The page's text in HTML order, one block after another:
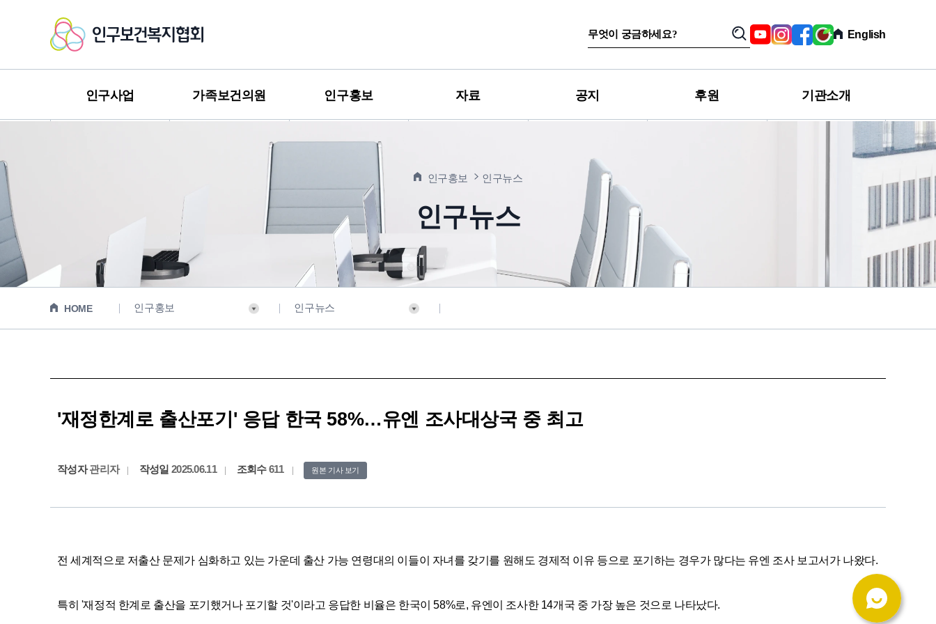
인
구
검
색
어
검
SNS,
관
YoutubeInstagramFacebook
육
아
구
페
English
인구사업 가족보건의원 인구홍보 자료 공지 후원 기관소개
인구홍보 인구뉴스
인구뉴스
HOME 인구홍보 인구뉴스
'재정한계로 출산포기' 응답 한국 58%…유엔 조사대상국 중 최고
작성자관리자 작성일 2025.06.11 조회수611 원본 기사 보기
전 세계적으로 저출산 문제가 심화하고 있는 가운데 출산 가능 연령대의 이들이 자녀를 갖기를 원해도 경제적 이유 등으로 포기하는 경우가 많다는 유엔 조사 보고서가 나왔다.
특히 '재정적 한계로 출산을 포기했거나 포기할 것'이라고 응답한 비율은 한국이 58%로, 유엔이 조사한 14개국 중 가장 높은 것으로 나타났다.